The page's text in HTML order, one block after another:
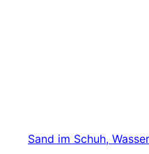
Sand im Schuh,